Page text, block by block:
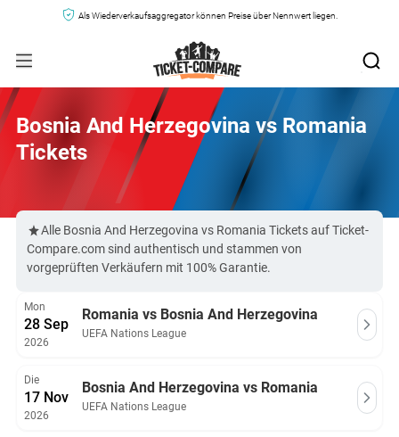
Als Wiederverkaufsaggregator können Preise über Nennwert liegen.
Bosnia And Herzegovina vs Romania
Tickets
Alle Bosnia And Herzegovina vs Romania Tickets auf Ticket-
Compare.com sind authentisch und stammen von
vorgeprüften Verkäufern mit 100% Garantie.
Mon
28 Sep
2026
Romania vs Bosnia And Herzegovina
UEFA Nations League
Die
17 Nov
2026
Bosnia And Herzegovina vs Romania
UEFA Nations League